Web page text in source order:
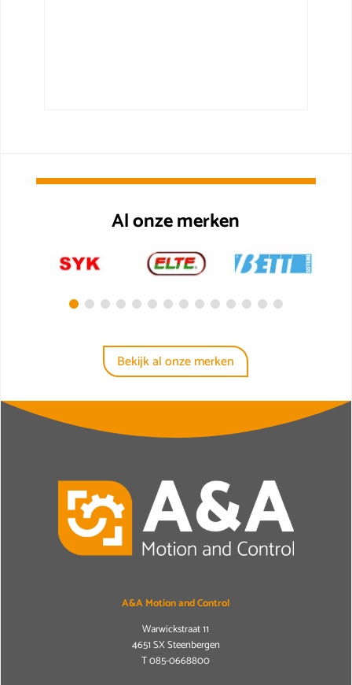
Al onze merken
Bekijk al onze merken
A&A Motion and Control
Warwickstraat 11
4651 SX Steenbergen
T085-0668800